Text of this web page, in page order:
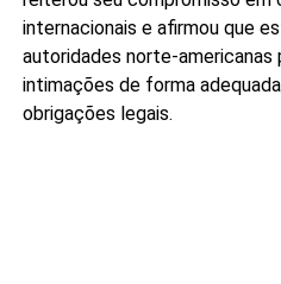
internacionais e afirmou que
autoridades norte-americanas
intimações de forma
obrigações legais.